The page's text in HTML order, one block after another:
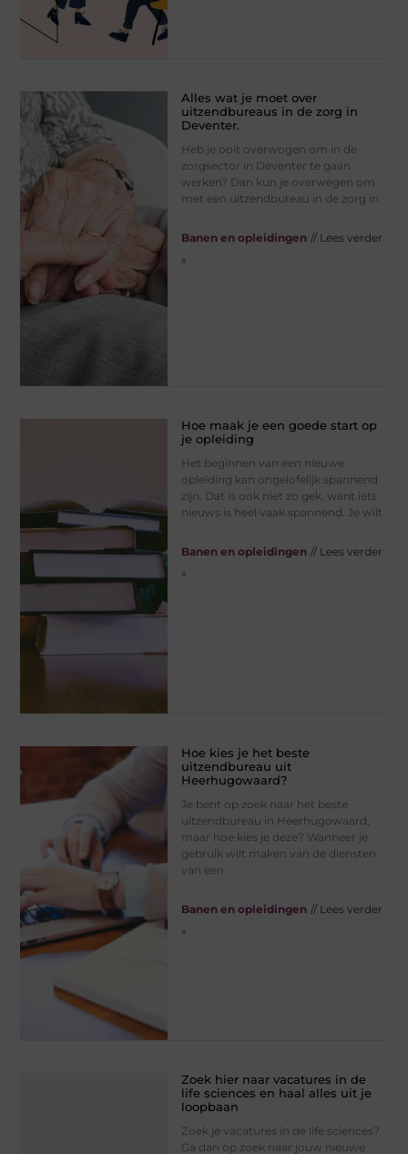
Alles wat je moet over
uitzendbureaus in de zorg in
Deventer.
Heb je ooit overwogen om in de
zorgsector in Deventer te gaan
werken? Dan kun je overwegen om
met een uitzendbureau in de zorg in
Banen en opleidingen // Lees verder
»
Hoe maak je een goede start op
je opleiding
Het beginnen van een nieuwe
opleiding kan ongelofelijk spannend
zijn. Dat is ook niet zo gek, want iets
nieuws is heel vaak spannend. Je wilt
Banen en opleidingen // Lees verder
»
Hoe kies je het beste
uitzendbureau uit
Heerhugowaard?
Je bent op zoek naar het beste
uitzendbureau in Heerhugowaard,
maar hoe kies je deze? Wanneer je
gebruik wilt maken van de diensten
van een
Banen en opleidingen // Lees verder
»
Zoek hier naar vacatures in de
life sciences en haal alles uit je
loopbaan
Zoek je vacatures in de life sciences?
Ga dan op zoek naar jouw nieuwe